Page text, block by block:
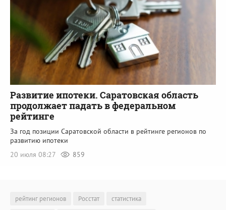
Развитие ипотеки. Саратовская область
продолжает падать в федеральном
рейтинге
За год позиции Саратовской области в рейтинге регионов по
развитию ипотеки
20 июля 08:27
859
рейтинг регионов Росстат статистика